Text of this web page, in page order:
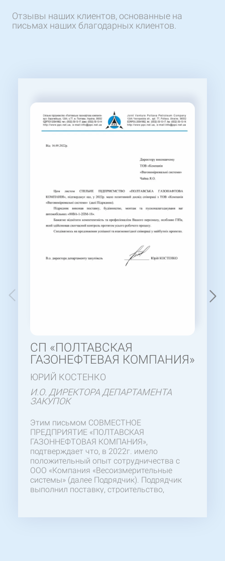
Отзывы наших клиентов, основанные на
письмах наших благодарных клиентов.
СП «ПОЛТАВСКАЯ
ГАЗОНЕФТЕВАЯ КОМПАНИЯ»
ЮРИЙ КОСТЕНКО
И.О. ДИРЕКТОРА ДЕПАРТАМЕНТА
ЗАКУПОК
Этим письмом СОВМЕСТНОЕ
ПРЕДПРИЯТИЕ «ПОЛТАВСКАЯ
ГАЗОННЕФТОВАЯ КОМПАНИЯ»,
подтверждает что, в 2022г. имело
положительный опыт сотрудничества с
ООО «Компания «Весоизмерительные
системы» (далее Подрядчик). Подрядчик
выполнил поставку, строительство,
отметить компетентность и